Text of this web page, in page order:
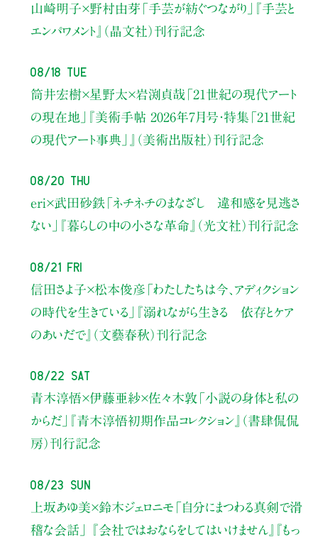
山崎明子×野村由芽 「手芸が紡ぐつながり」
『手芸と
エンパワメント』（晶文社）刊行記念
08/18 Tue
筒井宏樹×星野太×岩渕貞哉 「21世紀の現代アート
の現在地」
『美術手帖 2026年7月号・特集「21世紀
の現代アート事典」』（美術出版社）刊行記念
08/20 Thu
eri×武田砂鉄「ネチネチのまなざし 違和感を見逃さ
ない」
『暮らしの中の小さな革命』（光文社）刊行記念
08/21 Fri
信田さよ子×松本俊彦 「わたしたちは今、アディクション
の時代を生きている」
『溺れながら生きる 依存とケア
のあいだで』（文藝春秋）刊行記念
08/22 Sat
青木淳悟×伊藤亜紗×佐々木敦 「小説の身体と私の
からだ」
『青木淳悟初期作品コレクション』（書肆侃侃
房）刊行記念
08/23 Sun
上坂あゆ美×鈴木ジェロニモ 「自分にまつわる真剣で滑
稽な会話」
『会社ではおならをしてはいけません』『もっ